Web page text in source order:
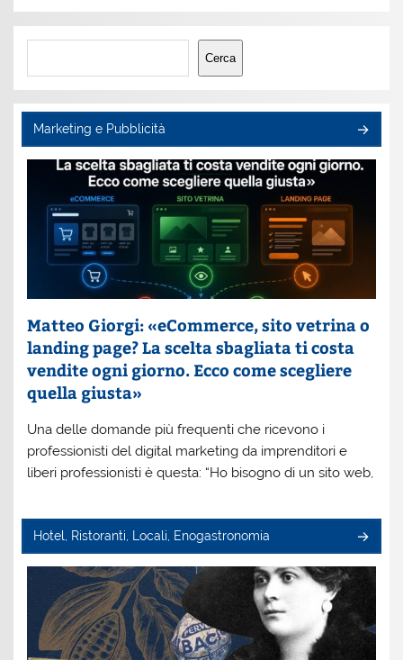
Cerca
Cerca
Marketing e Pubblicità
Matteo Giorgi: «eCommerce, sito vetrina o
landing page? La scelta sbagliata ti costa
vendite ogni giorno. Ecco come scegliere
quella giusta»
Una delle domande più frequenti che ricevono i
professionisti del digital marketing da imprenditori e
liberi professionisti è questa: “Ho bisogno di un sito web,
Hotel, Ristoranti, Locali, Enogastronomia